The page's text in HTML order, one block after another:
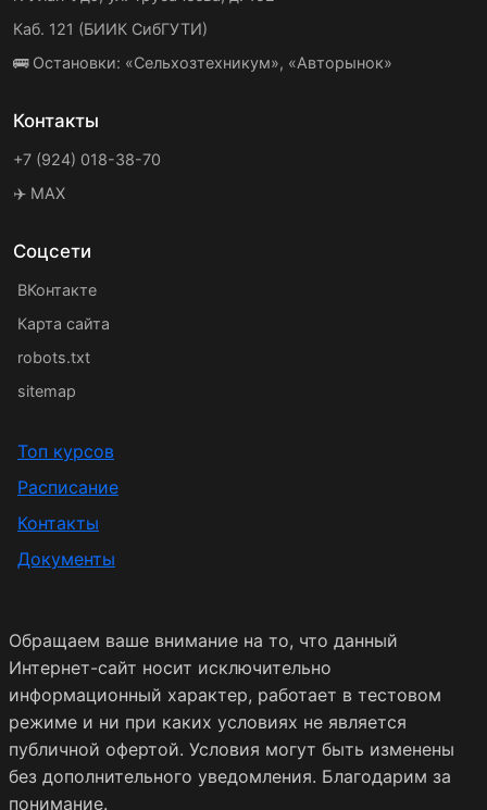
Каб. 121 (БИИК СибГУТИ)
🚌 Остановки: «Сельхозтехникум», «Авторынок»
Контакты
+7 (924) 018-38-70
✈️ MAX
Соцсети
ВКонтакте
Карта сайта
robots.txt
sitemap
Топ курсов
Расписание
Контакты
Документы
Обращаем ваше внимание на то, что данный
Интернет-сайт носит исключительно
информационный характер, работает в тестовом
режиме и ни при каких условиях не является
публичной офертой. Условия могут быть изменены
без дополнительного уведомления. Благодарим за
понимание.